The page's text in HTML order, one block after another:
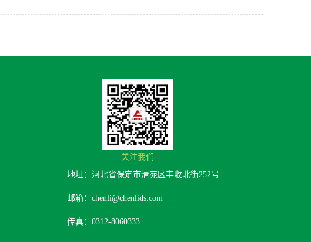
...
关注我们
地址：河北省保定市清苑区丰收北街252号
邮箱：chenli@chenlids.com
传真：0312-8060333